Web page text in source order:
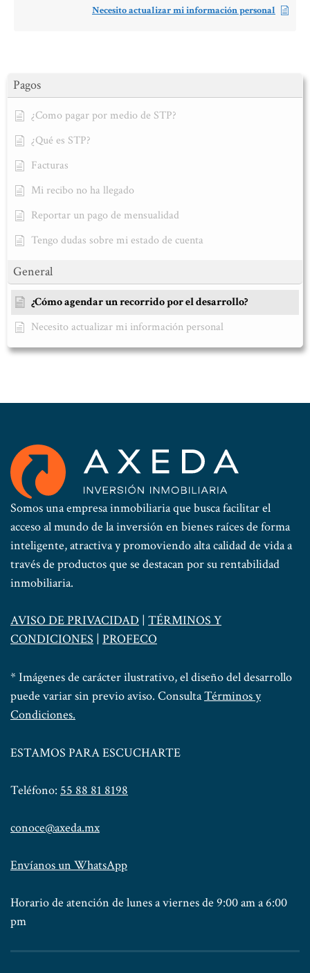
Pagos
¿Como pagar por medio de STP?
¿Qué es STP?
Facturas
Mi recibo no ha llegado
Reportar un pago de mensualidad
Tengo dudas sobre mi estado de cuenta
General
¿Cómo agendar un recorrido por el desarrollo?
Necesito actualizar mi información personal
Necesito actualizar mi información personal
Somos una empresa inmobiliaria que busca facilitar el
acceso al mundo de la inversión en bienes raíces de forma
inteligente, atractiva y promoviendo alta calidad de vida a
través de productos que se destacan por su rentabilidad
inmobiliaria.
AVISO DE PRIVACIDAD | TÉRMINOS Y
CONDICIONES | PROFECO
* Imágenes de carácter ilustrativo, el diseño del desarrollo
puede variar sin previo aviso. ConsultaTérminos y
Condiciones.
ESTAMOS PARA ESCUCHARTE
Teléfono: 55 88 81 8198
conoce@axeda.mx
Envíanos un WhatsApp
Horario de atención de lunes a viernes de 9:00 am a 6:00
pm